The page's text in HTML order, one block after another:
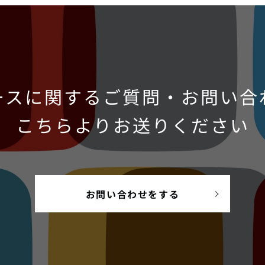
に関するご質問・お問い
こちらよりお送りください
お問い合わせをする